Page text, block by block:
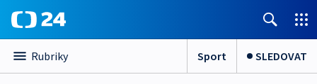
Rubriky Sport SLEDOVAT